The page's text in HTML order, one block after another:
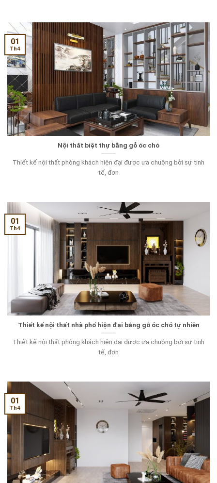
Nội thất biệt thự bằng gỗ óc chó
Thiết kế nội thất phòng khách hiện đại được ưa chuộng bởi sự tinh
tế, đơn
01
Th4
Thiết kế nội thất nhà phố hiện đại bằng gỗ óc chó tự nhiên
Thiết kế nội thất phòng khách hiện đại được ưa chuộng bởi sự tinh
tế, đơn
01
Th4
01
Th4